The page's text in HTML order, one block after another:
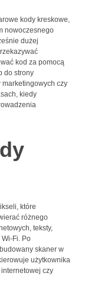
kody kreskowe,
nowoczesnego
dużej
kod za pomocą
do strony
marketingowych czy
kiedy
które
różnego
teksty,
Fi. Po
skaner w
użytkownika
czy